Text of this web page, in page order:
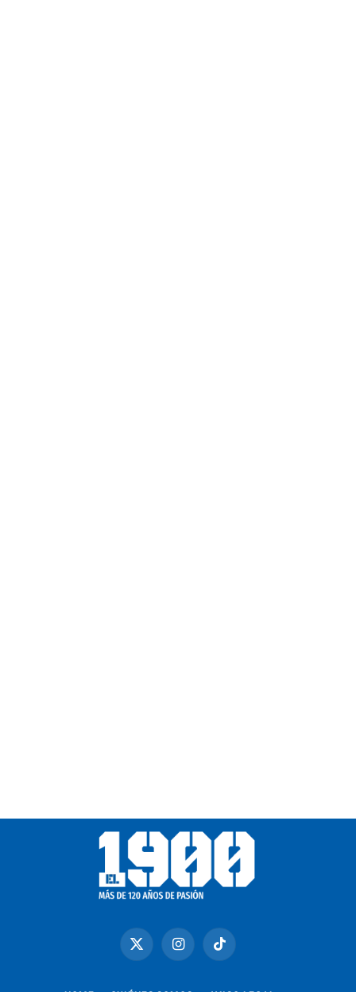
X
(Twitter)
InstagramTikTok